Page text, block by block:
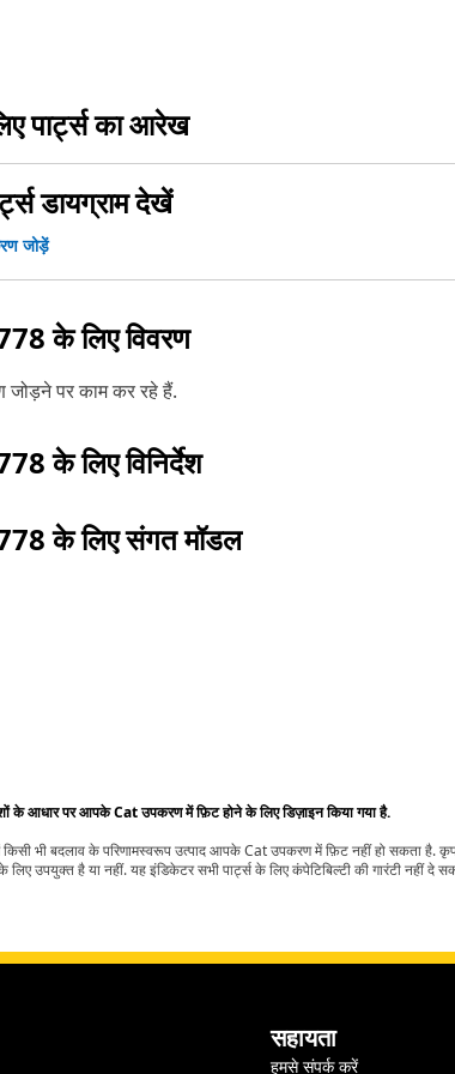
पार्ट्स का आरेख
डायग्राम देखें
जोड़ें
के लिए विवरण
जोड़ने पर काम कर रहे हैं.
के लिए विनिर्देश
के लिए संगत मॉडल
के आधार पर आपके Cat उपकरण में फ़िट होने के लिए डिज़ाइन किया गया है.
भी बदलाव के परिणामस्वरूप उत्पाद आपके Cat उपकरण में फ़िट नहीं हो सकता है.
उपयुक्त है या नहीं. यह इंडिकेटर सभी पार्ट्स के लिए कंपेटिबिल्टी की गारंटी नहीं दे
सहायता
हमसे संपर्क करें